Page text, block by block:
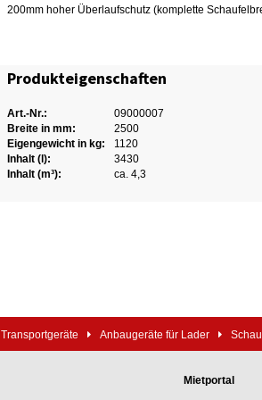
200mm hoher Überlaufschutz (komplette
Produkteigenschaften
Art.-Nr.:
09000007
Breite in mm:
2500
Eigengewicht in kg:
1120
Inhalt (l):
3430
Inhalt (m³):
ca. 4,3
Transportgeräte Anbaugeräte für Lader
Mietportal